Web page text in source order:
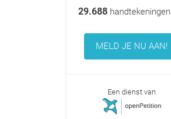
29.688handtekeningen
MELD JE NU AAN!
Een dienst van